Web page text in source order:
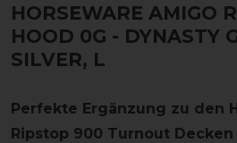
HORSEWARE AMIGO
HOOD 0G - DYNASTY
SILVER, L
Perfekte Ergänzung zu den
Ripstop 900 Turnout Decken